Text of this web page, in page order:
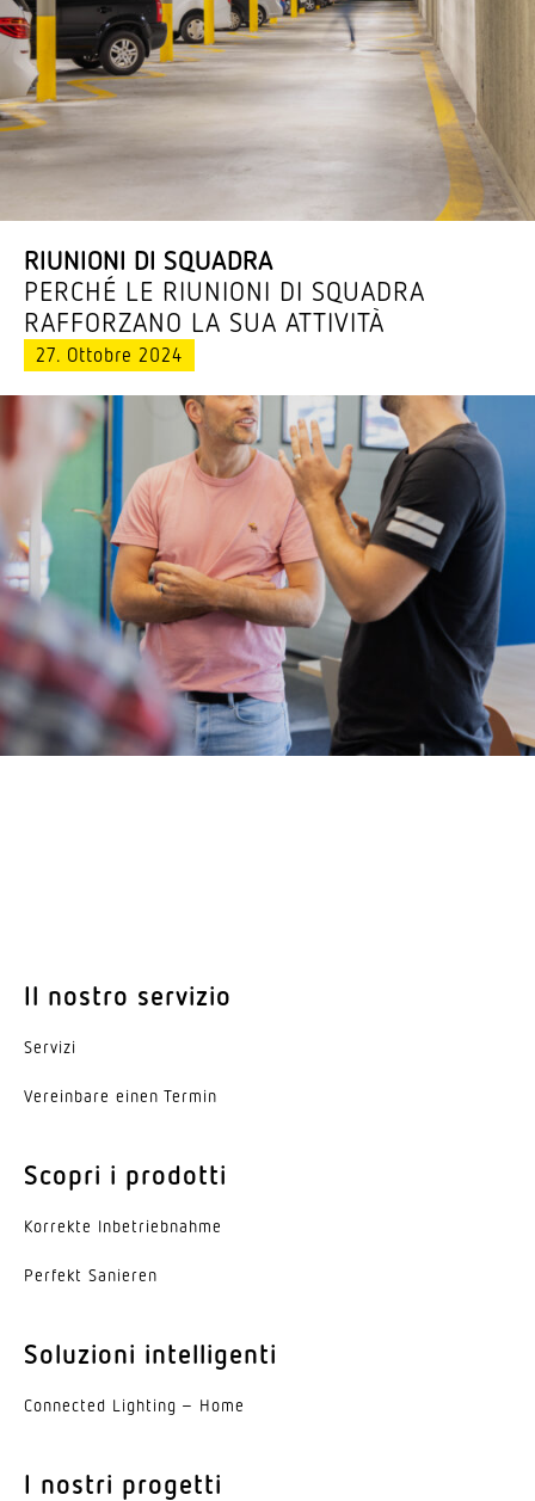
RIUNIONI DI SQUADRA
PERCHÉ LE RIUNIONI DI SQUADRA
RAFFORZANO LA SUA ATTIVITÀ
27. Ottobre 2024
Il nostro servizio
Servizi
Vereinbare einen Termin
Scopri i prodotti
Korrekte Inbe­trieb­nahme
Perfekt Sanieren
Soluzioni intelligenti
Connected Lighting – Home
I nostri progetti